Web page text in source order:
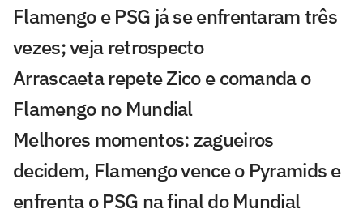
Flamengo e PSG já se enfrentaram três
vezes; veja retrospecto
Arrascaeta repete Zico e comanda o
Flamengo no Mundial
Melhores momentos: zagueiros
decidem, Flamengo vence o Pyramids e
enfrenta o PSG na final do Mundial